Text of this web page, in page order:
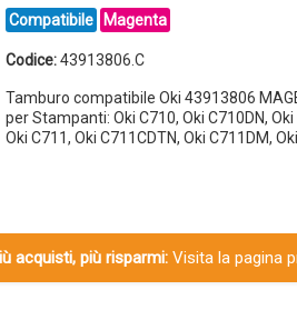
Compatibile Magenta
Codice:43913806.C
Tamburo compatibile Oki 43913806
per Stampanti: Oki C710, Oki C710DN, Oki
Oki C711, Oki C711CDTN, Oki C711DM, Oki
acquisti, più risparmi:Visita la pagina